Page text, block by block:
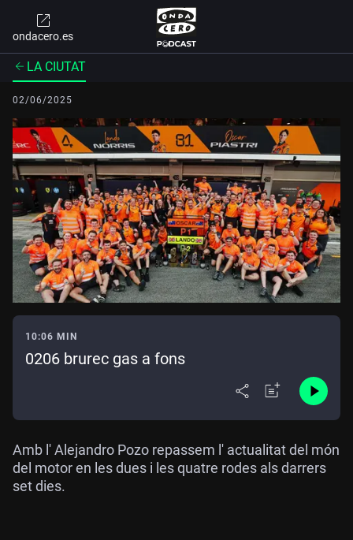
ondacero.es
LA CIUTAT
02/06/2025
10:06 MIN
0206 brurec gas a fons
Amb l' Alejandro Pozo repassem l' actualitat del món
del motor en les dues i les quatre rodes als darrers
set dies.